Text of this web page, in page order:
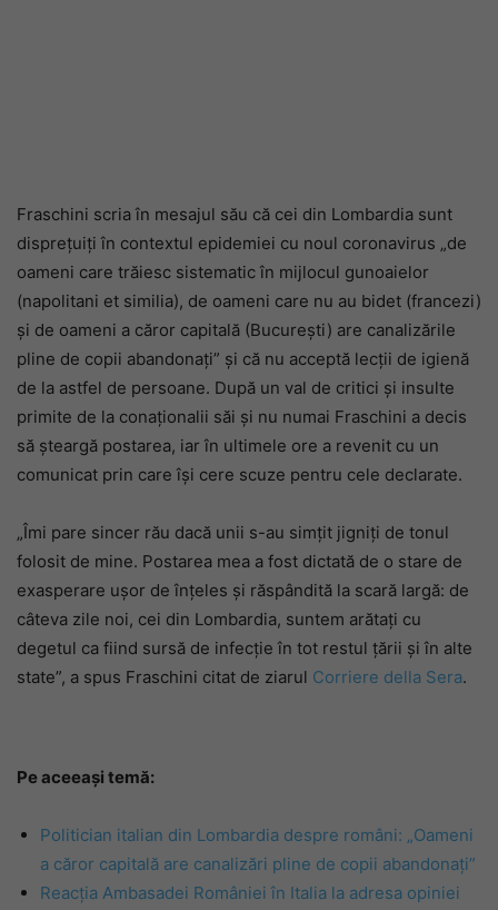
Fraschini scria în mesajul său că cei din Lombardia sunt
disprețuiți în contextul epidemiei cu noul coronavirus „de
oameni care trăiesc sistematic în mijlocul gunoaielor
(napolitani et similia), de oameni care nu au bidet (francezi)
și de oameni a căror capitală (București) are canalizările
pline de copii abandonați” și că nu acceptă lecții de igienă
de la astfel de persoane. După un val de critici și insulte
primite de la conaționalii săi și nu numai Fraschini a decis
să șteargă postarea, iar în ultimele ore a revenit cu un
comunicat prin care își cere scuze pentru cele declarate.
„Îmi pare sincer rău dacă unii s-au simțit jigniți de tonul
folosit de mine. Postarea mea a fost dictată de o stare de
exasperare ușor de înțeles și răspândită la scară largă: de
câteva zile noi, cei din Lombardia, suntem arătați cu
degetul ca fiind sursă de infecție în tot restul țării și în alte
state”, a spus Fraschini citat de ziarul Corriere della Sera.
Pe aceeași temă:
Politician italian din Lombardia despre români: „Oameni
a căror capitală are canalizări pline de copii abandonați”
Reacția Ambasadei României în Italia la adresa opiniei